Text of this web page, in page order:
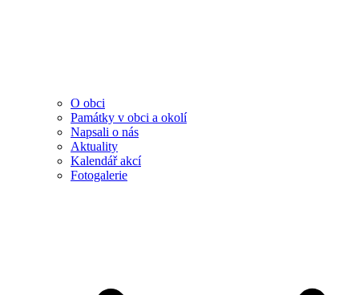
O obci
Památky v obci a okolí
Napsali o nás
Aktuality
Kalendář akcí
Fotogalerie